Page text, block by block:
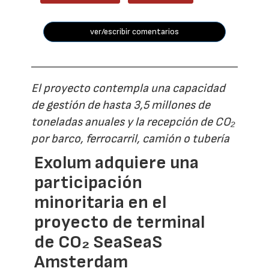
ver/escribir comentarios
El proyecto contempla una capacidad
de gestión de hasta 3,5 millones de
toneladas anuales y la recepción de CO₂
por barco, ferrocarril, camión o tubería
Exolum adquiere una
participación
minoritaria en el
proyecto de terminal
de CO₂ SeaSeaS
Amsterdam